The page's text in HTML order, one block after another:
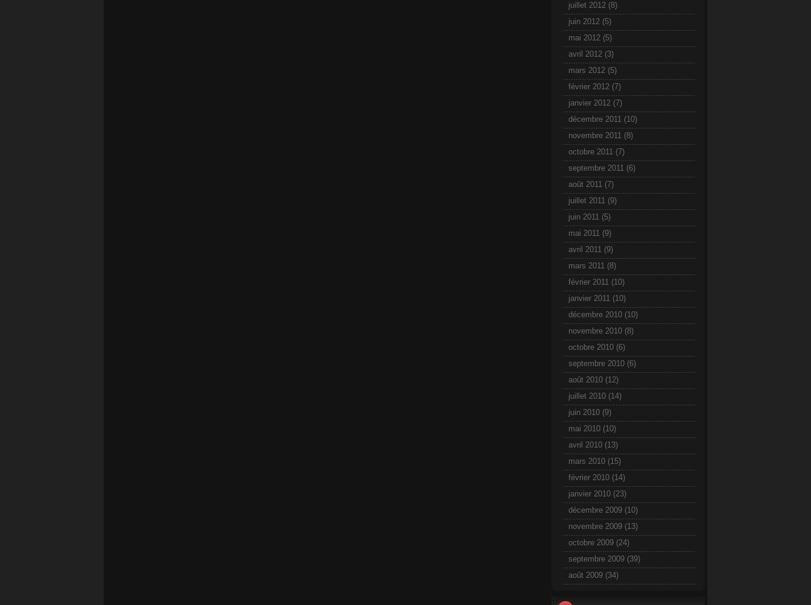
juillet 2012 (8)
juin 2012 (5)
mai 2012 (5)
avril 2012 (3)
mars 2012 (5)
février 2012 (7)
janvier 2012 (7)
décembre 2011 (10)
novembre 2011 (8)
octobre 2011 (7)
septembre 2011 (6)
août 2011 (7)
juillet 2011 (9)
juin 2011 (5)
mai 2011 (9)
avril 2011 (9)
mars 2011 (8)
février 2011 (10)
janvier 2011 (10)
décembre 2010 (10)
novembre 2010 (8)
octobre 2010 (6)
septembre 2010 (6)
août 2010 (12)
juillet 2010 (14)
juin 2010 (9)
mai 2010 (10)
avril 2010 (13)
mars 2010 (15)
février 2010 (14)
janvier 2010 (23)
décembre 2009 (10)
novembre 2009 (13)
octobre 2009 (24)
septembre 2009 (39)
août 2009 (34)